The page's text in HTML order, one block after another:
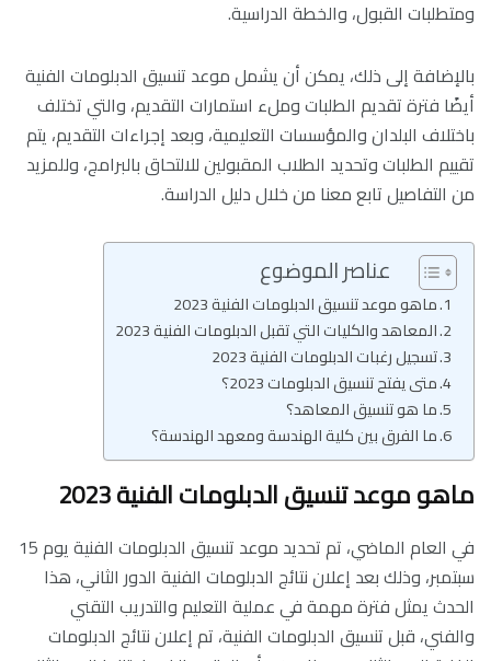
ومتطلبات القبول، والخطة الدراسية.
بالإضافة إلى ذلك، يمكن أن يشمل موعد تنسيق الدبلومات الفنية
أيضًا فترة تقديم الطلبات وملء استمارات التقديم، والتي تختلف
باختلاف البلدان والمؤسسات التعليمية، وبعد إجراءات التقديم، يتم
تقييم الطلبات وتحديد الطلاب المقبولين للالتحاق بالبرامج، وللمزيد
من التفاصيل تابع معنا من خلالدليل الدراسة.
عناصر الموضوع
ماهو موعد تنسيق الدبلومات الفنية 2023
المعاهد والكليات التي تقبل الدبلومات الفنية 2023
تسجيل رغبات الدبلومات الفنية 2023
متى يفتح تنسيق الدبلومات 2023؟
ما هو تنسيق المعاهد؟
ما الفرق بين كلية الهندسة ومعهد الهندسة؟
ماهو موعد تنسيق الدبلومات الفنية 2023
في العام الماضي، تم تحديد موعد تنسيق الدبلومات الفنية يوم 15
سبتمبر، وذلك بعد إعلان نتائج الدبلومات الفنية الدور الثاني، هذا
الحدث يمثل فترة مهمة في عملية التعليم والتدريب التقني
والفني، قبل تنسيق الدبلومات الفنية، تم إعلان نتائج الدبلومات